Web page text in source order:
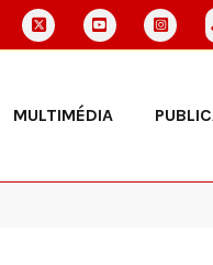
MULTIMÉDIA